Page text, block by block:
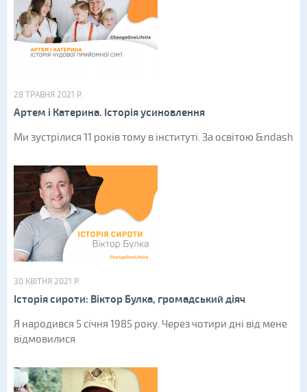
28 ТРАВНЯ 2021 Р.
Артем і Катерина. Історія усиновлення
Ми зустрілися 11 років тому в інституті. За освітою &ndash
30 КВІТНЯ 2021 Р.
Історія сироти: Віктор Булка, громадський діяч
Я народився 5 січня 1985 року. Через чотири дні від мене
відмовилися